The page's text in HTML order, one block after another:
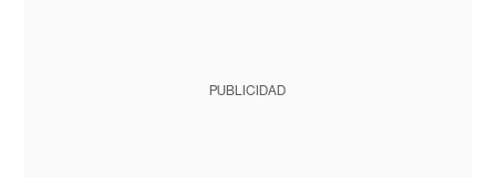
PUBLICIDAD